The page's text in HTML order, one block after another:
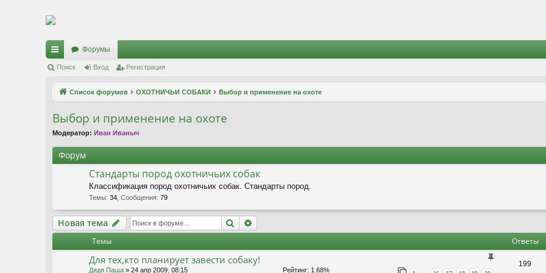
Регистрация
с
и
Форумы
Поиск Вход Регистрация
Список форумов ОХОТНИЧЬИ СОБАКИ Выбор и применение на охоте
Выбор и применение на охоте
Модератор: Иван Иваныч
Форум
Стандарты пород охотничьих собак
Классификация пород охотничьих собак. Стандарты пород.
Темы: 34, Сообщения: 79
Новая тема
Новая тема Поиск
Темы Ответы
Для тех,кто планирует завести собаку!
Дядя Паша» 24 апр 2009, 08:15 Рейтинг: 1.68%
199